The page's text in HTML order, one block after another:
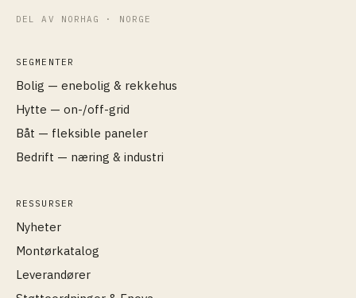
DEL AV NORHAG · NORGE
SEGMENTER
Bolig — enebolig & rekkehus
Hytte — on-/off-grid
Båt — fleksible paneler
Bedrift — næring & industri
RESSURSER
Nyheter
Montørkatalog
Leverandører